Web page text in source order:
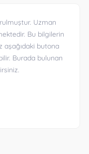
Uzman
Bu bilgilerin
aşağıdaki butona
Burada bulunan